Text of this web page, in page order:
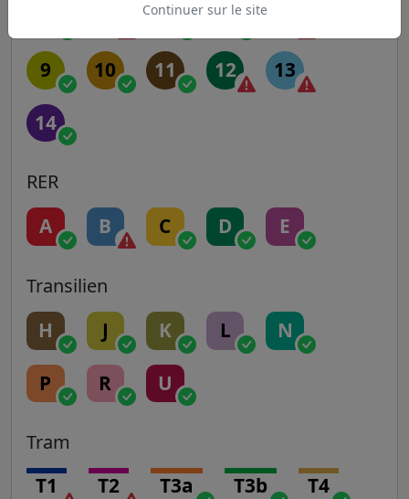
7 7B
9 10 11 12 13
14
RER
A B C D E
Transilien
H J K L N
P R U
Tram
T1 T2 T3a T3b T4
Continuer sur le site